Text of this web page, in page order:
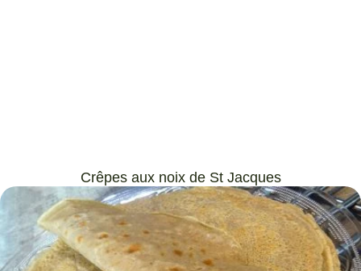
Crêpes aux noix de St Jacques